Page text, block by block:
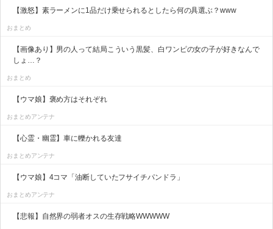
【激怒】素ラーメンに1品だけ乗せられるとしたら何の具選ぶ？www
おまとめ
【画像あり】男の人って結局こういう黒髪、白ワンピの女の子が好きなんで
しょ…？
おまとめ
【ウマ娘】褒め方はそれぞれ
おまとめアンテナ
【心霊・幽霊】車に轢かれる友達
おまとめアンテナ
【ウマ娘】4コマ「油断していたフサイチパンドラ」
おまとめアンテナ
【悲報】自然界の弱者オスの生存戦略WWWWW